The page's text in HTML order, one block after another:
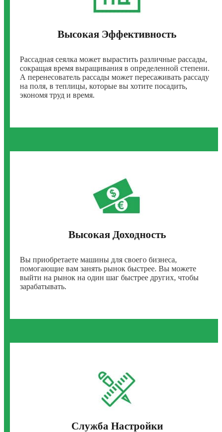
Высокая Эффективность
Рассадная сеялка может вырастить различные рассады,
сокращая время выращивания в определенной степени.
А перенесователь рассады может пересаживать рассаду
на поля, в теплицы, которые вы хотите посадить,
экономя труд и время.
Высокая Доходность
Вы приобретаете машины для своего бизнеса,
помогающие вам занять рынок быстрее. Вы можете
выйти на рынок на один шаг быстрее других, чтобы
зарабатывать.
Служба Настройки